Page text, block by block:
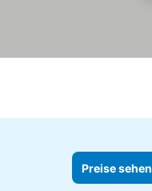
Preise sehen